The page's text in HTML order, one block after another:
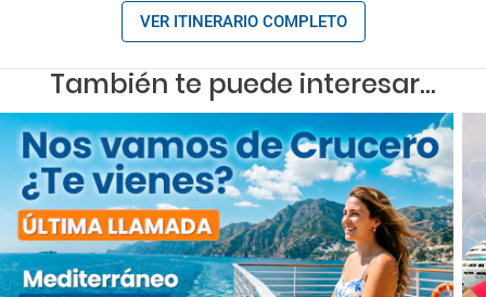
VER ITINERARIO COMPLETO
También te puede interesar...